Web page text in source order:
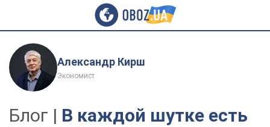
Александр Кирш
Экономист
Блог | В каждой шутке есть